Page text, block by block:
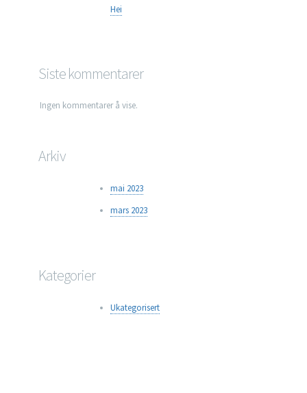
Hei
Siste kommentarer
Ingen kommentarer å vise.
Arkiv
mai 2023
mars 2023
Kategorier
Ukategorisert